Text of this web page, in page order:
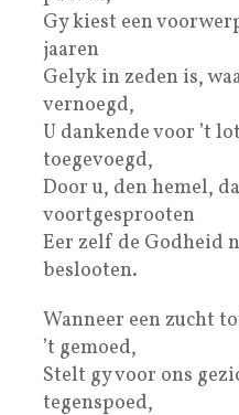
Gy kiest een
jaaren
Gelyk in zeden is,
vernoegd,
U dankende voor ’t
toegevoegd,
Door u, den hemel,
voortgesprooten
Eer zelf de Godheid
beslooten.
Wanneer een zucht
’t gemoed,
Stelt gy voor ons
tegenspoed,